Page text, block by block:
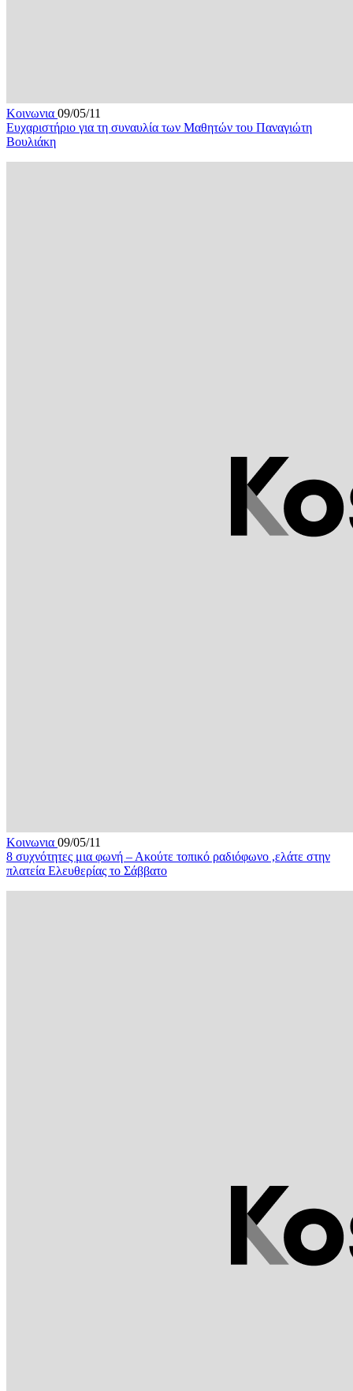
Κοινωνια 09/05/11
Ευχαριστήριο για τη συναυλία των Μαθητών του Παναγιώτη
Βουλιάκη
Κοινωνια 09/05/11
8 συχνότητες μια φωνή – Ακούτε τοπικό ραδιόφωνο ,ελάτε στην
πλατεία Ελευθερίας το Σάββατο